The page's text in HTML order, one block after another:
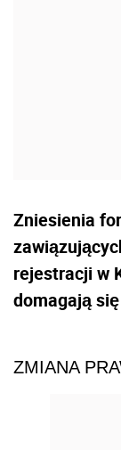
Zniesienia
rejestracji w
domagają
ZMIANA